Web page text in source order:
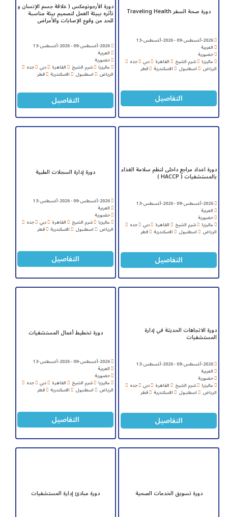
دورة صحة السفر Traveling Health
2026-أغسطس-09 - 2026-أغسطس-13
العربية
حضورية
ماليزيا شرم الشيخ القاهرة دبي جده
الرياض اسطنبول الاسكندرية قطر
التفاصيل
دورة الأرجونومكس ( علاقة جسم الإنسان و
تأثره ببيئة العمل لتصميم بيئة مناسبة
للحد من وقوع الإصابات والأمراض
2026-أغسطس-09 - 2026-أغسطس-13
العربية
حضورية
ماليزيا شرم الشيخ القاهرة دبي جده
الرياض اسطنبول الاسكندرية قطر
التفاصيل
دورة اعداد مراجع داخلى لنظم سلامة الغذاء
بالمستشفيات ( HACCP )
2026-أغسطس-09 - 2026-أغسطس-13
العربية
حضورية
ماليزيا شرم الشيخ القاهرة دبي جده
الرياض اسطنبول الاسكندرية قطر
التفاصيل
دورة إدارة السجلات الطبية
2026-أغسطس-09 - 2026-أغسطس-13
العربية
حضورية
ماليزيا شرم الشيخ القاهرة دبي جده
الرياض اسطنبول الاسكندرية قطر
التفاصيل
دورة الاتجاهات الحديثة في إدارة
المستشفيات
2026-أغسطس-09 - 2026-أغسطس-13
العربية
حضورية
ماليزيا شرم الشيخ القاهرة دبي جده
الرياض اسطنبول الاسكندرية قطر
التفاصيل
دورة تخطيط أعمال المستشفيات
2026-أغسطس-09 - 2026-أغسطس-13
العربية
حضورية
ماليزيا شرم الشيخ القاهرة دبي جده
الرياض اسطنبول الاسكندرية قطر
التفاصيل
دورة تسويق الخدمات الصحية دورة مبادئ إدارة المستشفيات